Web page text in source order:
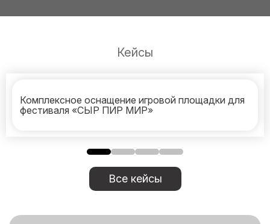
Кейсы
Комплексное оснащение игровой площадки для
фестиваля «СЫР ПИР МИР»
Все кейсы